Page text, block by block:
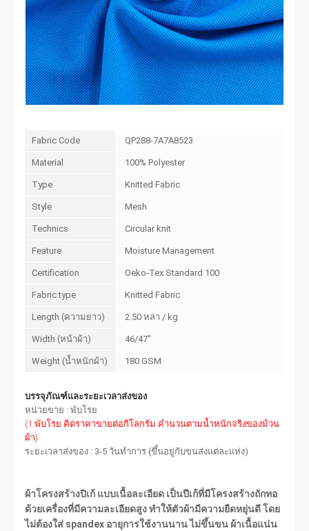
Fabric Code QP288-7A7A8523
Material 100% Polyester
Type Knitted Fabric
Style Mesh
Technics Circular knit
Feature Moisture Management
Certification Oeko-Tex Standard 100
Fabric type Knitted Fabric
Length (ความยาว) 2.50 หลา / kg
Width (หน้าผ้า) 46/47"
Weight (น้ำหนักผ้า) 180 GSM
บรรจุภัณฑ์และระยะเวลาส่งของ
หน่วยขาย : พับโรย
(1 พับโรย คิดราคาขายต่อกิโลกรัม คำนวนตามน้ำหนักจริงของม้วน
ผ้า)
ระยะเวลาส่งของ : 3-5 วันทำการ (ขึ้นอยู่กับขนส่งแต่ละแห่ง)
ผ้าโครงสร้างปิเก้ แบบเนื้อละเอียด เป็นปีเก้ที่มีโครงสร้างถักทอ
ด้วยเครื่องที่มีความละเอียดสูง ทำให้ตัวผ้ามีความยืดหยุ่นดี โดย
ไม่ต้องใส่ spandex อายุการใช้งานนาน ไม่ขึ้นขน ผ้าเนื้อแน่น